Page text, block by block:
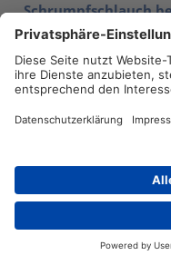
Schrumpfschlauch
flammhemmend/
10m
Schrumpfschlauch
flammhemmend/
Händlersuche